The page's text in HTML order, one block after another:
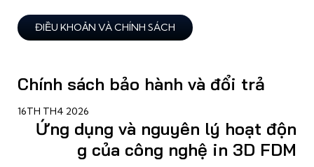
ĐIỀU KHOẢN VÀ CHÍNH SÁCH
Chính sách bảo hành và đổi trả
16TH TH4 2026
Ứng dụng và nguyên lý hoạt độn
g của công nghệ in 3D FDM